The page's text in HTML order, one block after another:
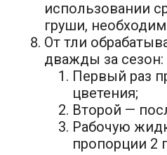
использовании
груши,
От тли
дважды за сезон:
Первый раз
цветения;
Второй —
Рабочую
пропорции 2